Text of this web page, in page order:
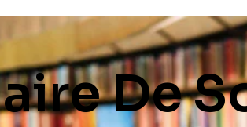
De